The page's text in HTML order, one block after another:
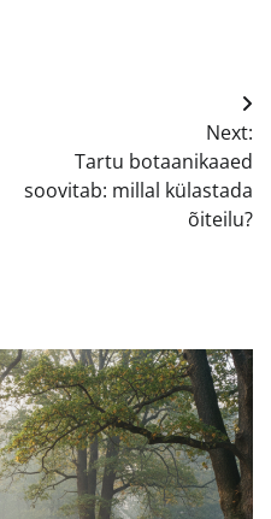
Next:
Tartu botaanikaaed
soovitab: millal külastada
õiteilu?